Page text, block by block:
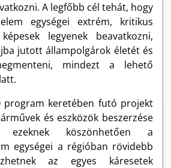
A legfőbb cél tehát, hogy
egységei extrém, kritikus
legyenek beavatkozni,
jutott állampolgárok életét és
mindezt a lehető
program keretében futó projekt
és eszközök beszerzése
köszönhetően a
egységei a régióban rövidebb
az egyes káresetek